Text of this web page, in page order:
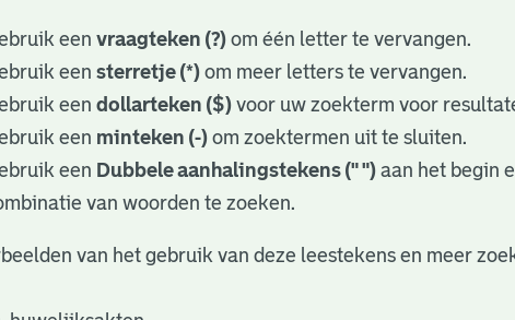
eenvraagteken (?) om één letter te vervangen.
eensterretje (*) om meer letters te vervangen.
eendollarteken ($) voor uw zoekterm voor
een minteken (-) om zoektermen uit te sluiten.
een Dubbele aanhalingstekens (" ") aan het begin
van woorden te zoeken.
van het gebruik van deze leestekens en meer